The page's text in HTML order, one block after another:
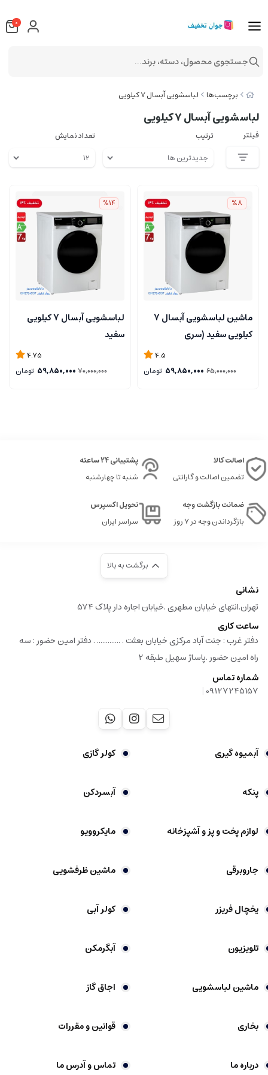
برچسب‌ها لباسشویی آبسال 7 کیلویی
لباسشویی آبسال 7 کیلویی
فیلتر ترتیب تعداد نمایش
%8
ماشین لباسشویی آبسال 7
کیلویی سفید (سری
مرکزی۰۹۱۲۷۲۴۵۱۵۷..تسویه
4.5
65,000,000
59,850,000 تومان
%14
لباسشویی آبسال 7 کیلویی
سفید
4.75
70,000,000
59,850,000 تومان
اصالت کالا
تضمین اصالت و گارانتی
پشتیبانی 24 ساعته
شنبه تا چهارشنبه
ضمانت بازگشت وجه
بازگرداندن وجه در ۷ روز
تحویل اکسپرس
سراسر ایران
برگشت به بالا
نشانی
تهران.انتهای خیابان مطهری .خیابان اجاره دار پلاک 574
ساعت کاری
دفتر غرب : جنت آباد مرکزی خیابان بعثت . ............. . دفتر امین حضور : سه
راه امین حضور .پاساژ سهیل طبقه 2
شماره تماس
09127245157
|
آبمیوه گیری کولر گازی
پنکه آبسردکن
لوازم پخت و پز و آشپزخانه مایکروویو
جاروبرقی ماشین ظرفشویی
یخچال فریزر کولر آبی
تلویزیون آبگرمکن
ماشین لباسشویی اجاق گاز
بخاری قوانین و مقررات
درباره ما تماس و آدرس ما
0
جستجوی محصول، دسته، برند...